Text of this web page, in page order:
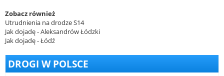
Zobacz również
Utrudnienia na drodze S14
Jak dojadę - Aleksandrów Łódzki
Jak dojadę - Łódź
DROGI W POLSCE